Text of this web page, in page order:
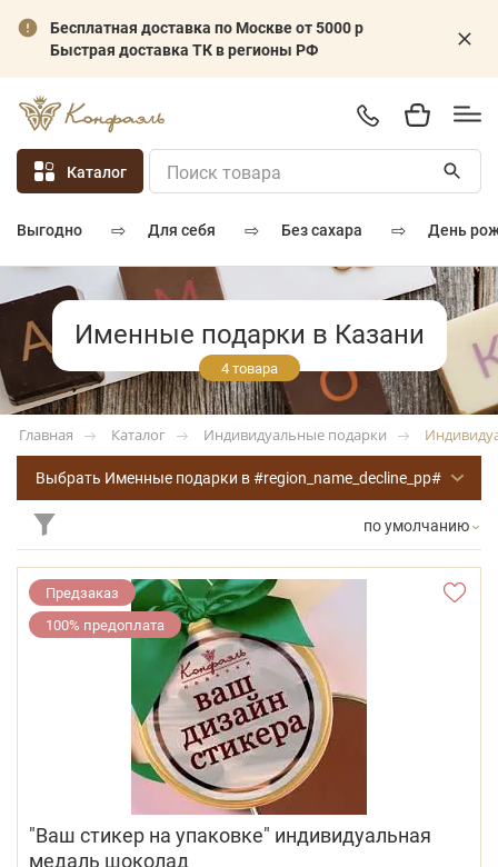
Бесплатная доставка по Москве от 5000 р
Быстрая доставка ТК в регионы РФ
Каталог
выгодно ⇨ для себя ⇨ без сахара ⇨ день
Именные подарки в Казани
4 товара
Главная Каталог Индивидуальные подарки
Выбрать Именные подарки в #region_name_decline_pp#
по умолчанию
Предзаказ
100% предоплата
"Ваш стикер на упаковке" индивидуальная
медаль шоколад